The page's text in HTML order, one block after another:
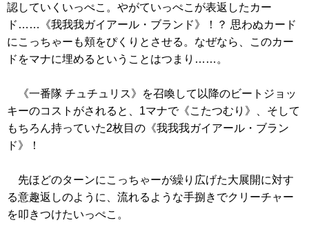
認していくいっぺこ。やがていっぺこが表返したカー
ド……
《我我我ガイアール・ブランド》
！？ 思わぬカード
にこっちゃーも頬をぴくりとさせる。なぜなら、このカー
ドをマナに埋めるということはつまり……。
《一番隊 チュチュリス》
を召喚して以降のビートジョッ
キーのコストがされると、1マナで《こたつむり》
、そして
もちろん持っていた2枚目の 《我我我ガイアール・ブラン
ド》
！
先ほどのターンにこっちゃーが繰り広げた大展開に対す
る意趣返しのように、流れるような手捌きでクリーチャー
を叩きつけたいっぺこ。